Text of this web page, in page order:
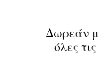
Δωρεάν
όλες